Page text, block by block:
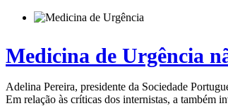
Medicina de Urgência
Adelina Pereira, presidente da Sociedade
Em relação às críticas dos internistas, a também